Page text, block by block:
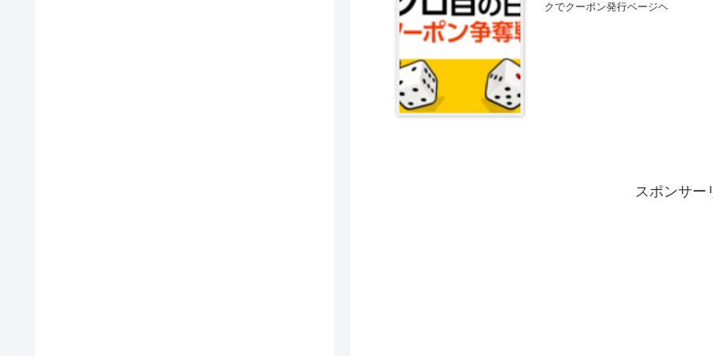
クでクーポン発行ページヘ
スポンサー